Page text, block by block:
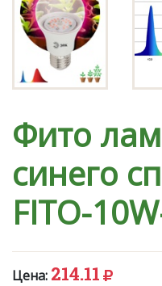
Фито
синего
FITO-
Цена: 214.11